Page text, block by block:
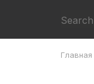
Главная